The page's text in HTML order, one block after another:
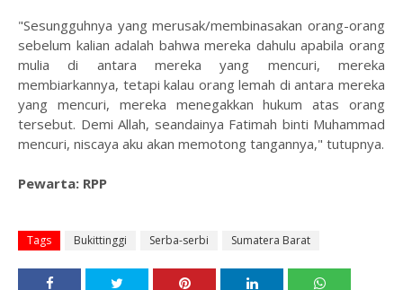
"Sesungguhnya yang merusak/membinasakan orang-orang
sebelum kalian adalah bahwa mereka dahulu apabila orang
mulia di antara mereka yang mencuri, mereka
membiarkannya, tetapi kalau orang lemah di antara mereka
yang mencuri, mereka menegakkan hukum atas orang
tersebut. Demi Allah, seandainya Fatimah binti Muhammad
mencuri, niscaya aku akan memotong tangannya," tutupnya.
Pewarta: RPP
Tags Bukittinggi Serba-serbi Sumatera Barat